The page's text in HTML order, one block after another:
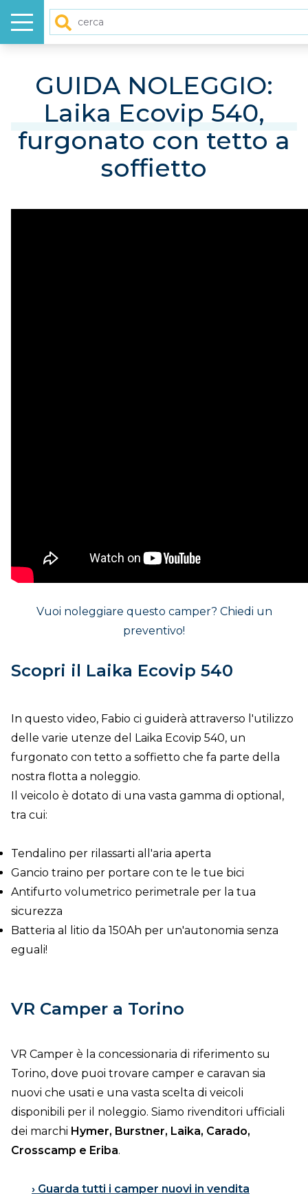
Menu
NUOVO
USATO
GUIDA NOLEGGIO:
Laika Ecovip 540,
furgonato con tetto a
soffietto
Vuoi noleggiare questo camper? Chiedi un
preventivo!
Scopri il Laika Ecovip 540
In questo video, Fabio ci guiderà attraverso l'utilizzo
delle varie utenze del Laika Ecovip 540, un
furgonato con tetto a soffietto che fa parte della
nostra flotta a noleggio.
Il veicolo è dotato di una vasta gamma di optional,
tra cui:
Tendalino per rilassarti all'aria aperta
Gancio traino per portare con te le tue bici
Antifurto volumetrico perimetrale per la tua
sicurezza
Batteria al litio da 150Ah per un'autonomia senza
eguali!
VR Camper a Torino
VR Camper è la concessionaria di riferimento su
Torino, dove puoi trovare camper e caravan sia
nuovi che usati e una vasta scelta di veicoli
disponibili per il noleggio. Siamo rivenditori ufficiali
dei marchi Hymer, Burstner, Laika, Carado,
Crosscamp e Eriba.
› Guarda tutti i camper nuovi in vendita